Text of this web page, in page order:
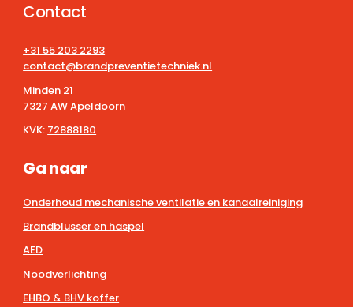
Contact
+31 55 203 2293
contact@brandpreventietechniek.nl
Minden 21
7327 AW Apeldoorn
KVK: 72888180
Ga naar
Onderhoud mechanische ventilatie en kanaalreiniging
Brandblusser en haspel
AED
Noodverlichting
EHBO & BHV koffer